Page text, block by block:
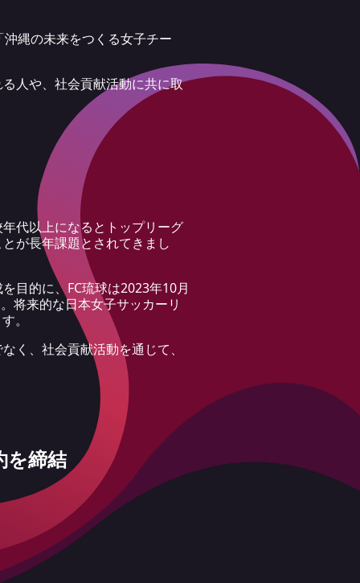
縄の未来をつくる女子チー
人や、社会貢献活動に共に取
代以上になるとトップリーグ
が長年課題とされてきまし
目的に、FC琉球は2023年10月
将来的な日本女子サッカーリ
。
く、社会貢献活動を通じて、
を締結